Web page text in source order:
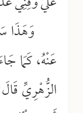
وَهَذَا
عَنْهُ، كَمَا
الزُّهْرِيِّ